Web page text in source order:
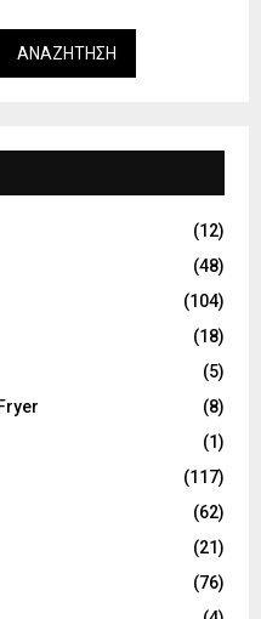
ΑΝΑΖΉΤΗΣΗ
(12)
(48)
(104)
(18)
(5)
(8)
(1)
(117)
(62)
(21)
(76)